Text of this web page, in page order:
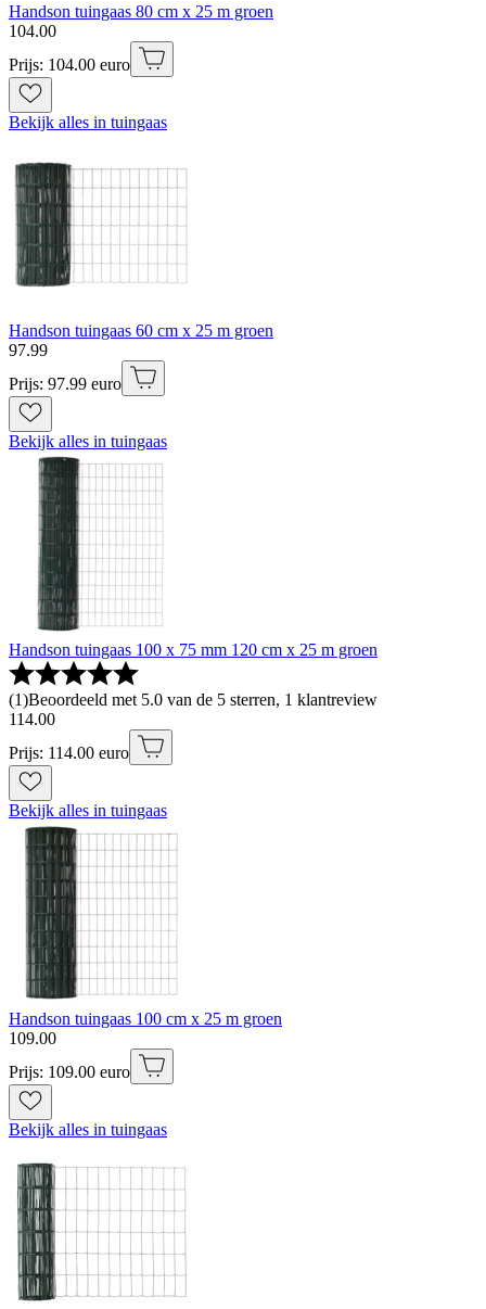
Handson tuingaas 80 cm x 25 m groen
104.00
Prijs: 104.00 euro
Bekijk alles in tuingaas
Handson tuingaas 60 cm x 25 m groen
97.99
Prijs: 97.99 euro
Bekijk alles in tuingaas
Handson tuingaas 100 x 75 mm 120 cm x 25 m groen
(1)Beoordeeld met 5.0 van de 5 sterren, 1 klantreview
114.00
Prijs: 114.00 euro
Bekijk alles in tuingaas
Handson tuingaas 100 cm x 25 m groen
109.00
Prijs: 109.00 euro
Bekijk alles in tuingaas